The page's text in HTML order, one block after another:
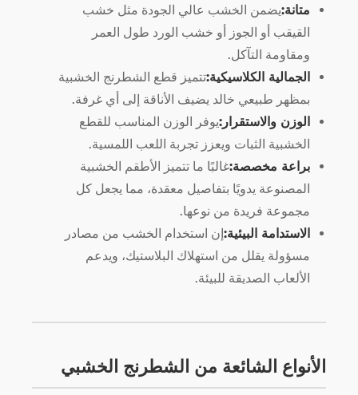
متانة:يضمن الخشب عالي الجودة مثل خشب
القيقب أو الجوز أو خشب الورد طول العمر
ومقاومة التآكل.
الجمالية الكلاسيكية:تتميز قطع الشطرنج الخشبية
بمظهر طبيعي خالد يضيف الأناقة إلى أي غرفة.
الوزن والاستقرار:يوفر الوزن المناسب للقطع
الخشبية الثبات ويعزز تجربة اللعب اللمسية.
براعة مخصصة:غالبًا ما تتميز الأطقم الخشبية
المصنوعة يدويًا بتفاصيل معقدة، مما يجعل كل
مجموعة فريدة من نوعها.
الاستدامة البيئية:إن استخدام الخشب من مصادر
مسؤولة يقلل من استهلاك البلاستيك، ويدعم
الألعاب الصديقة للبيئة.
الأنواع الشائعة من الشطرنج الخشبي